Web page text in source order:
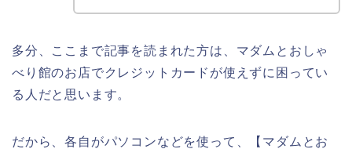
多分、ここまで記事を読まれた方は、マダムとおしゃ
べり館のお店でクレジットカードが使えずに困ってい
る人だと思います。
だから、各自がパソコンなどを使って、【マダムとお